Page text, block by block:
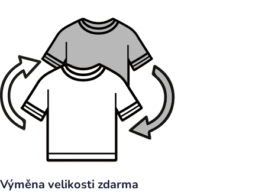
Výměna velikosti zdarma